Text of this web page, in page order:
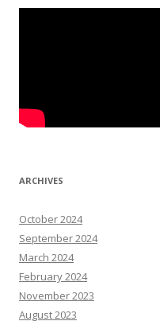
ARCHIVES
October 2024
September 2024
March 2024
February 2024
November 2023
August 2023